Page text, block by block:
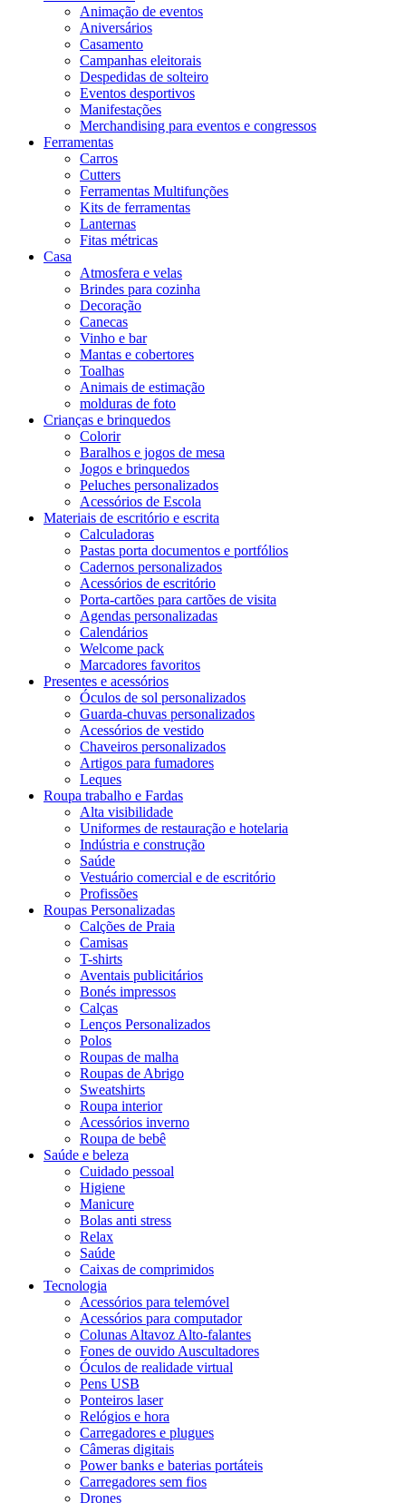
Animação de eventos
Aniversários
Casamento
Campanhas eleitorais
Despedidas de solteiro
Eventos desportivos
Manifestações
Merchandising para eventos e congressos
Ferramentas
Carros
Cutters
Ferramentas Multifunções
Kits de ferramentas
Lanternas
Fitas métricas
Casa
Atmosfera e velas
Brindes para cozinha
Decoração
Canecas
Vinho e bar
Mantas e cobertores
Toalhas
Animais de estimação
molduras de foto
Crianças e brinquedos
Colorir
Baralhos e jogos de mesa
Jogos e brinquedos
Peluches personalizados
Acessórios de Escola
Materiais de escritório e escrita
Calculadoras
Pastas porta documentos e portfólios
Cadernos personalizados
Acessórios de escritório
Porta-cartões para cartões de visita
Agendas personalizadas
Calendários
Welcome pack
Marcadores favoritos
Presentes e acessórios
Óculos de sol personalizados
Guarda-chuvas personalizados
Acessórios de vestido
Chaveiros personalizados
Artigos para fumadores
Leques
Roupa trabalho e Fardas
Alta visibilidade
Uniformes de restauração e hotelaria
Indústria e construção
Saúde
Vestuário comercial e de escritório
Profissões
Roupas Personalizadas
Calções de Praia
Camisas
T-shirts
Aventais publicitários
Bonés impressos
Calças
Lenços Personalizados
Polos
Roupas de malha
Roupas de Abrigo
Sweatshirts
Roupa interior
Acessórios inverno
Roupa de bebê
Saúde e beleza
Cuidado pessoal
Higiene
Manicure
Bolas anti stress
Relax
Saúde
Caixas de comprimidos
Tecnologia
Acessórios para telemóvel
Acessórios para computador
Colunas Altavoz Alto-falantes
Fones de ouvido Auscultadores
Óculos de realidade virtual
Pens USB
Ponteiros laser
Relógios e hora
Carregadores e plugues
Câmeras digitais
Power banks e baterias portáteis
Carregadores sem fios
Drones